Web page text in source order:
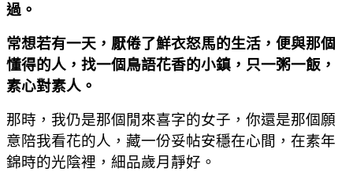
過。
常想若有一天，厭倦了鮮衣怒馬的生活，便與那個
懂得的人，找一個鳥語花香的小鎮，只一粥一飯，
素心對素人。
那時，我仍是那個閒來喜字的女子，你還是那個願
意陪我看花的人，藏一份妥帖安穩在心間，在素年
錦時的光陰裡，細品歲月靜好。